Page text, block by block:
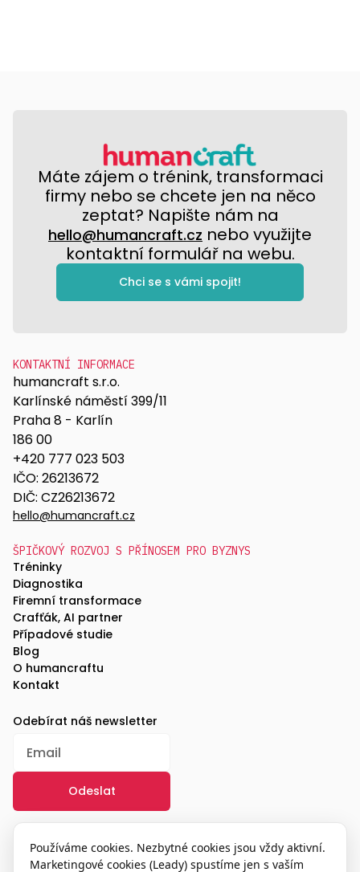
Máte zájem o trénink, transformaci
firmy nebo se chcete jen na něco
zeptat? Napište nám na
hello@humancraft.cz nebo využijte
kontaktní formulář na webu.
Chci se s vámi spojit!
KONTAKTNÍ INFORMACE
humancraft s.r.o.
Karlínské náměstí 399/11
Praha 8 - Karlín
186 00
+420 777 023 503
IČO: 26213672
DIČ: CZ26213672
hello@humancraft.cz
ŠPIČKOVÝ ROZVOJ S PŘÍNOSEM PRO BYZNYS
Tréninky
Diagnostika
Firemní transformace
Crafťák, AI partner
Případové studie
Blog
O humancraftu
Kontakt
Odebírat náš newsletter
/
GDPR
Používáme cookies. Nezbytné cookies jsou vždy aktivní.
Marketingové cookies (Leady) spustíme jen s vaším